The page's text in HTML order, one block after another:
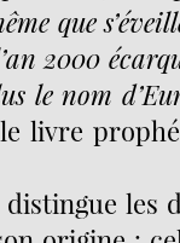
que
2000
le nom
livre
les